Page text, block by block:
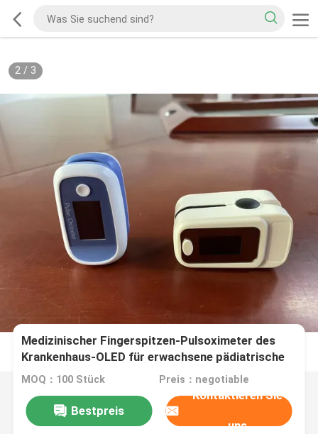
2/ 3
Medizinischer Fingerspitzen-Pulsoximeter des
Krankenhaus-OLED für erwachsene pädiatrische
Klinik, Blutsauerstoffmonitor
MOQ：100 Stück Preis：negotiable
Bestpreis
Kontaktieren Sie
uns